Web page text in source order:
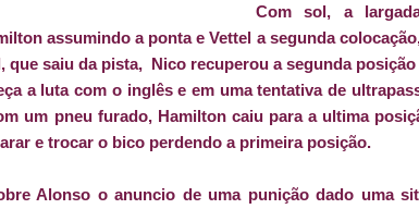
Com sol, a
assumindo a ponta e Vettel a segunda
que saiu da pista, Nico recuperou a segunda
a luta com o inglês e em uma tentativa de
um pneu furado, Hamilton caiu para a ultima
e trocar o bico perdendo a primeira posição.
Alonso o anuncio de uma punição dado uma